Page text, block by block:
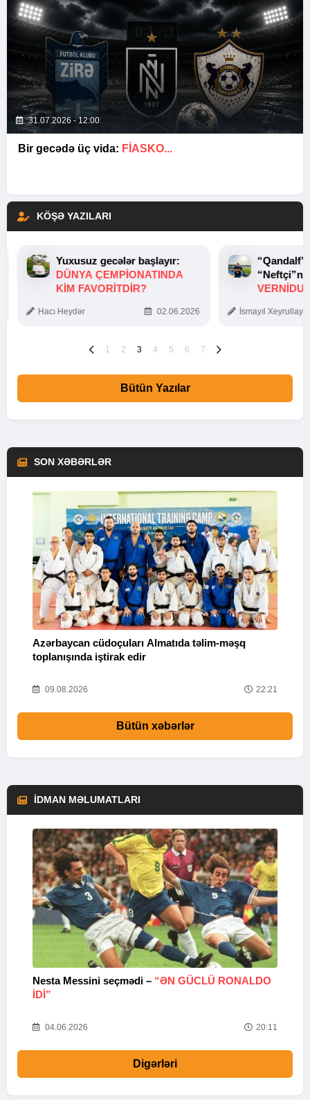
31.07.2026 - 12:00
Bir gecədə üç vida: FIASKO...
KÖŞƏ YAZILARI
Yuxusuz gecələr başlayır:
DÜNYA ÇEMPIONATINDA
KIM FAVORITDIR?
Hacı Heydər 02.06.2026 İsmayıl
1 2 3 4 5 6 7
Bütün Yazılar
SON XƏBƏRLƏR
Azərbaycan cüdoçuları Almatıda təlim-məşq
toplanışında iştirak edir
09.08.2026 22:21
Bütün xəbərlər
İDMAN MƏLUMATLARI
Nesta Messini seçmədi – “ƏN GÜCLÜ RONALDO
IDI”
04.06.2026 20:11
Digərləri